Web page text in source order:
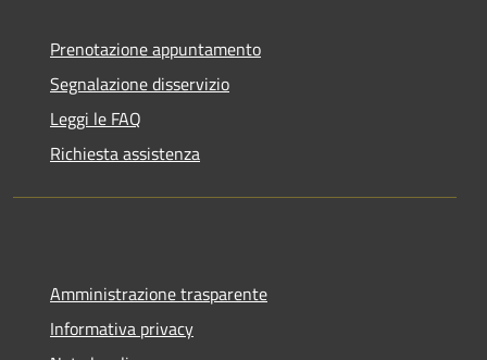
Prenotazione appuntamento
Segnalazione disservizio
Leggi le FAQ
Richiesta assistenza
Amministrazione trasparente
Informativa privacy